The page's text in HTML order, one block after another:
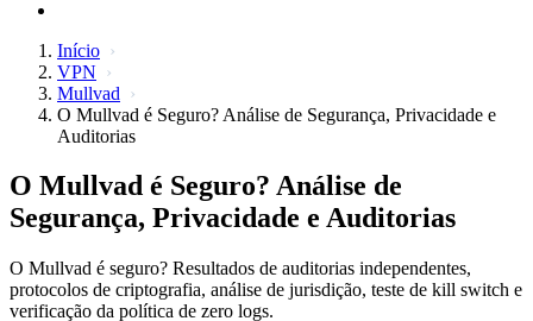
Início
VPN
Mullvad
O Mullvad é Seguro? Análise de Segurança, Privacidade e
Auditorias
O Mullvad é Seguro? Análise de
Segurança, Privacidade e Auditorias
O Mullvad é seguro? Resultados de auditorias independentes,
protocolos de criptografia, análise de jurisdição, teste de kill switch e
verificação da política de zero logs.